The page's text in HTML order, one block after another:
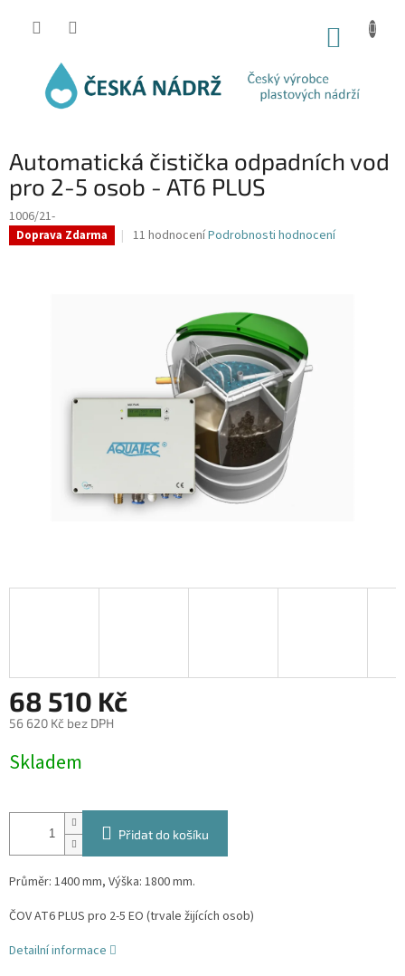
Automatická čistička odpadních vod
pro 2-5 osob - AT6 PLUS
1006/21-
Doprava Zdarma
Průměrné
hvězdiček.
11 hodnoceníPodrobnosti hodnocení
68 510 Kč
56 620 Kč bez DPH
cena:
Skladem
Přidat do košíku
Průměr: 1400 mm, Výška: 1800 mm.
ČOV AT6 PLUS pro 2-5 EO (trvale žijících osob)
Detailní informace